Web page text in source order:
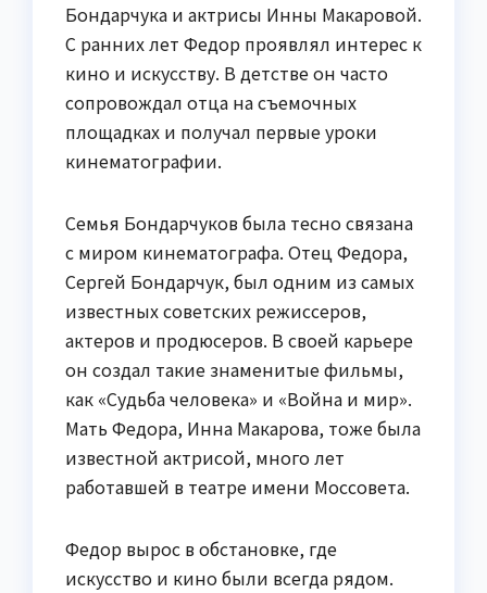
Бондарчука и актрисы Инны Макаровой.
С ранних лет Федор проявлял интерес к
кино и искусству. В детстве он часто
сопровождал отца на съемочных
площадках и получал первые уроки
кинематографии.
Семья Бондарчуков была тесно связана
с миром кинематографа. Отец Федора,
Сергей Бондарчук, был одним из самых
известных советских режиссеров,
актеров и продюсеров. В своей карьере
он создал такие знаменитые фильмы,
как «Судьба человека» и «Война и мир».
Мать Федора, Инна Макарова, тоже была
известной актрисой, много лет
работавшей в театре имени Моссовета.
Федор вырос в обстановке, где
искусство и кино были всегда рядом.